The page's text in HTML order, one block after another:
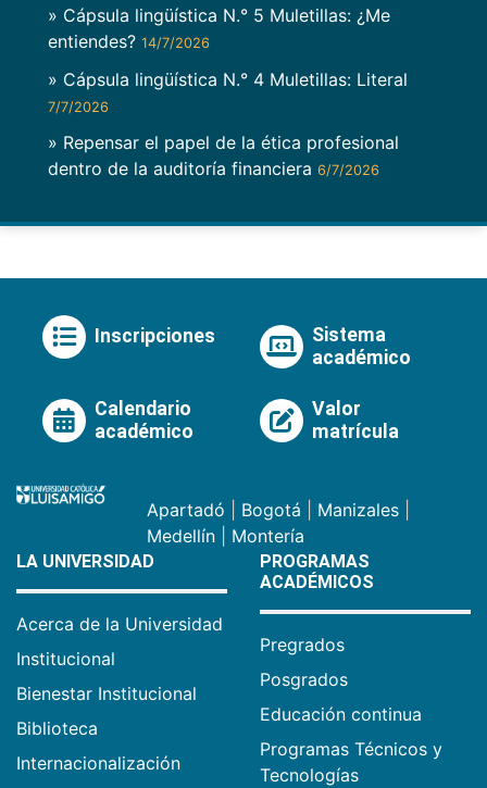
» Cápsula lingüística N.° 5 Muletillas: ¿Me
entiendes? 14/7/2026
» Cápsula lingüística N.° 4 Muletillas: Literal
7/7/2026
» Repensar el papel de la ética profesional
dentro de la auditoría financiera 6/7/2026
Inscripciones
Sistema
académico
Calendario
académico
Valor
matrícula
Apartadó Bogotá Manizales
Medellín
Montería
LA UNIVERSIDAD
Acerca de la Universidad
Institucional
Bienestar Institucional
Biblioteca
Internacionalización
PROGRAMAS
ACADÉMICOS
Pregrados
Posgrados
Educación continua
Programas Técnicos y
Tecnologías